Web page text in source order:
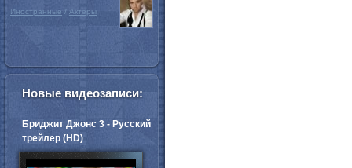
Иностранные / Актёры
Новые видеозаписи:
Бриджит Джонс 3 - Русский
трейлер (HD)